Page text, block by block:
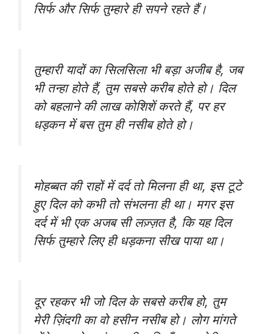
सिर्फ और सिर्फ तुम्हारे ही सपने रहते हैं।
तुम्हारी यादों का सिलसिला भी बड़ा अजीब है, जब
भी तन्हा होते हैं, तुम सबसे करीब होते हो। दिल
को बहलाने की लाख कोशिशें करते हैं, पर हर
धड़कन में बस तुम ही नसीब होते हो।
मोहब्बत की राहों में दर्द तो मिलना ही था, इस टूटे
हुए दिल को कभी तो संभलना ही था। मगर इस
दर्द में भी एक अजब सी लज़्ज़त है, कि यह दिल
सिर्फ तुम्हारे लिए ही धड़कना सीख पाया था।
दूर रहकर भी जो दिल के सबसे करीब हो, तुम
मेरी ज़िंदगी का वो हसीन नसीब हो। लोग मांगते